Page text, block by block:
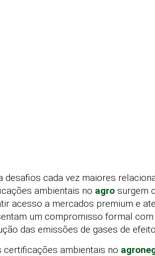
desafios cada vez maiores
ambientais no agro surgem
acesso a mercados premium e
um compromisso formal
das emissões de gases de
certificações ambientais no